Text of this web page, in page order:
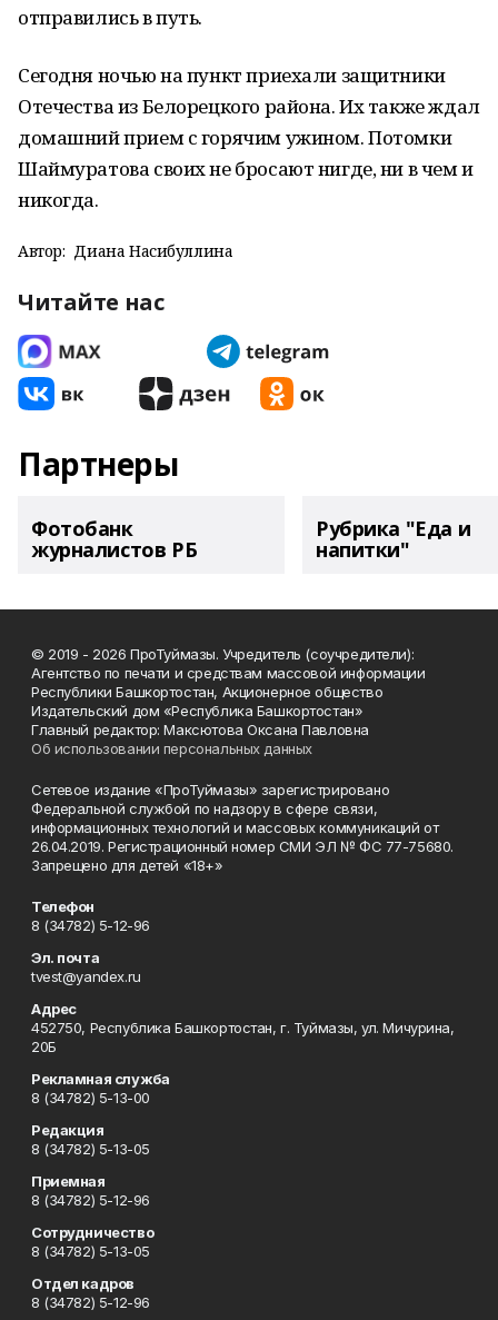
отправились в путь.
Сегодня ночью на пункт приехали защитники
Отечества из Белорецкого района. Их также ждал
домашний прием с горячим ужином. Потомки
Шаймуратова своих не бросают нигде, ни в чем и
никогда.
Автор: Диана Насибуллина
Читайте нас
Партнеры
Фотобанк
журналистов РБ
Рубрика "Еда и
напитки"
© 2019 - 2026 ПроТуймазы. Учредитель (соучредители):
Агентство по печати и средствам массовой информации
Республики Башкортостан, Акционерное общество
Издательский дом «Республика Башкортостан»
Главный редактор: Максютова Оксана Павловна
Об использовании персональных данных
Сетевое издание «ПроТуймазы» зарегистрировано
Федеральной службой по надзору в сфере связи,
информационных технологий и массовых коммуникаций от
26.04.2019. Регистрационный номер СМИ ЭЛ № ФС 77-75680.
Запрещено для детей «18+»
Телефон
8 (34782) 5-12-96
Эл. почта
tvest@yandex.ru
Адрес
452750, Республика Башкортостан, г. Туймазы, ул. Мичурина,
20Б
Рекламная служба
8 (34782) 5-13-00
Редакция
8 (34782) 5-13-05
Приемная
8 (34782) 5-12-96
Сотрудничество
8 (34782) 5-13-05
Отдел кадров
8 (34782) 5-12-96